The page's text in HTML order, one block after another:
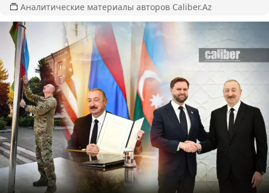
Аналитические материалы авторов Caliber.Az